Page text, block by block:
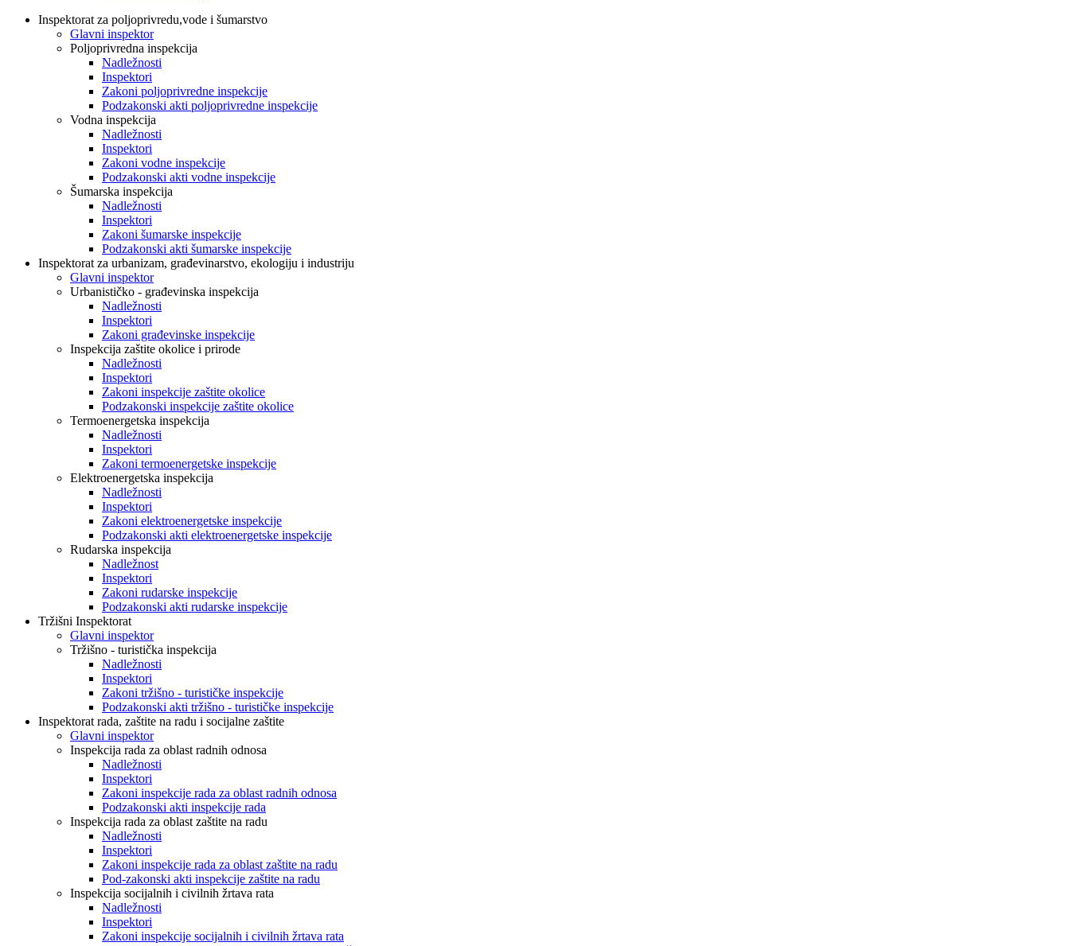
Inspektorat za poljoprivredu,vode i šumarstvo
Glavni inspektor
Poljoprivredna inspekcija
Nadležnosti
Inspektori
Zakoni poljoprivredne inspekcije
Podzakonski akti poljoprivredne inspekcije
Vodna inspekcija
Nadležnosti
Inspektori
Zakoni vodne inspekcije
Podzakonski akti vodne inspekcije
Šumarska inspekcija
Nadležnosti
Inspektori
Zakoni šumarske inspekcije
Podzakonski akti šumarske inspekcije
Inspektorat za urbanizam, građevinarstvo, ekologiju i industriju
Glavni inspektor
Urbanističko - građevinska inspekcija
Nadležnosti
Inspektori
Zakoni građevinske inspekcije
Inspekcija zaštite okolice i prirode
Nadležnosti
Inspektori
Zakoni inspekcije zaštite okolice
Podzakonski inspekcije zaštite okolice
Termoenergetska inspekcija
Nadležnosti
Inspektori
Zakoni termoenergetske inspekcije
Elektroenergetska inspekcija
Nadležnosti
Inspektori
Zakoni elektroenergetske inspekcije
Podzakonski akti elektroenergetske inspekcije
Rudarska inspekcija
Nadležnost
Inspektori
Zakoni rudarske inspekcije
Podzakonski akti rudarske inspekcije
Tržišni Inspektorat
Glavni inspektor
Tržišno - turistička inspekcija
Nadležnosti
Inspektori
Zakoni tržišno - turističke inspekcije
Podzakonski akti tržišno - turističke inspekcije
Inspektorat rada, zaštite na radu i socijalne zaštite
Glavni inspektor
Inspekcija rada za oblast radnih odnosa
Nadležnosti
Inspektori
Zakoni inspekcije rada za oblast radnih odnosa
Podzakonski akti inspekcije rada
Inspekcija rada za oblast zaštite na radu
Nadležnosti
Inspektori
Zakoni inspekcije rada za oblast zaštite na radu
Pod-zakonski akti inspekcije zaštite na radu
Inspekcija socijalnih i civilnih žrtava rata
Nadležnosti
Inspektori
Zakoni inspekcije socijalnih i civilnih žrtava rata